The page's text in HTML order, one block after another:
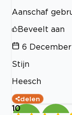
Aanschaf
Beveelt aan
6
Stijn
Heesch
delen
10